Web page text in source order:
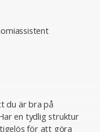
du är bra på
en tydlig struktur
för att göra